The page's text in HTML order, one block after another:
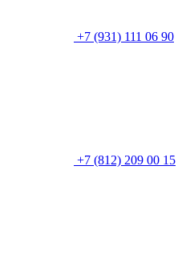
+7 (931) 111 06 90
+7 (812) 209 00 15